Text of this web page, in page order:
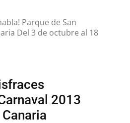
Parque de San
Del 3 de octubre al 18
2013